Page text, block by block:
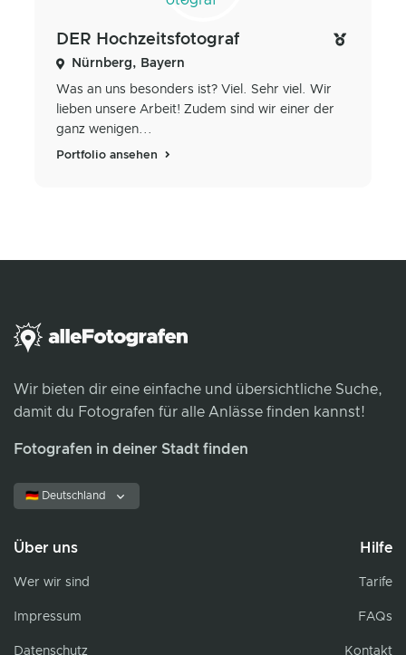
DER Hochzeitsfotograf
Nürnberg, Bayern
Was an uns besonders ist? Viel. Sehr viel. Wir
lieben unsere Arbeit! Zudem sind wir einer der
ganz wenigen...
Portfolio ansehen
Wir bieten dir eine einfache und übersichtliche Suche,
damit du Fotografen für alle Anlässe finden kannst!
Fotografen in deiner Stadt finden
🇩🇪 Deutschland
Über uns
Wer wir sind
Impressum
Datenschutz
Hilfe
Tarife
FAQs
Kontakt